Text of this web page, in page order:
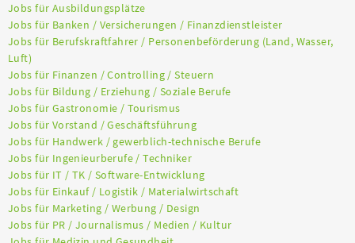
Jobs für Ausbildungsplätze
Jobs für Banken / Versicherungen / Finanzdienstleister
Jobs für Berufskraftfahrer / Personenbeförderung (Land, Wasser,
Luft)
Jobs für Finanzen / Controlling / Steuern
Jobs für Bildung / Erziehung / Soziale Berufe
Jobs für Gastronomie / Tourismus
Jobs für Vorstand / Geschäftsführung
Jobs für Handwerk / gewerblich-technische Berufe
Jobs für Ingenieurberufe / Techniker
Jobs für IT / TK / Software-Entwicklung
Jobs für Einkauf / Logistik / Materialwirtschaft
Jobs für Marketing / Werbung / Design
Jobs für PR / Journalismus / Medien / Kultur